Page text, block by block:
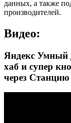
данных, а также
производителей.
Видео:
Яндекс Умный
хаб и супер
через Станцию